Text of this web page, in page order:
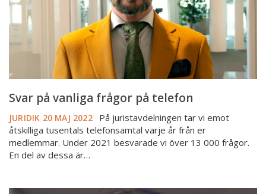
Svar på vanliga frågor på telefon
JURIDIK 20 MAJ 2022
På juristavdelningen tar vi emot
åtskilliga tusentals telefonsamtal varje år från er
medlemmar. Under 2021 besvarade vi över 13 000 frågor.
En del av dessa är…
Hur